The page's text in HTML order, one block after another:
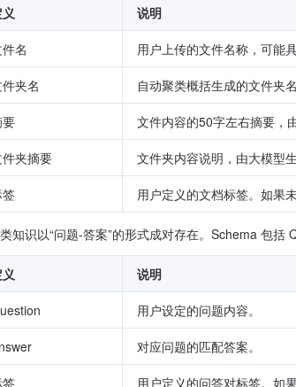
说明
名 用户上传的文件名称，可能
夹名 自动聚类概括生成的文件夹名
文件内容的50字左右摘要，
夹摘要 文件夹内容说明，由大模型
用户定义的文档标签。如果
知识以“问题-答案”的形式成对存在。Schema 包括
说明
用户设定的问题内容。
对应问题的匹配答案。
用户定义的问答对标签。如